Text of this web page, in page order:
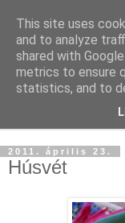
2011. április 23.
Húsvét
This site uses
and to analyze
shared with
metrics to ensure
statistics, and to